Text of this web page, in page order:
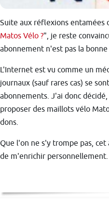
Suite aux réflexions entamées
Matos Vélo ?", je reste
abonnement n'est pas la
L'Internet est vu comme un
journaux (sauf rares cas) se
abonnements. J'ai donc
proposer des maillots vélo
dons.
Que l'on ne s'y trompe pas,
de m'enrichir personnellement.